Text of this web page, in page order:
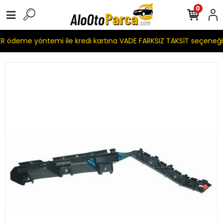
ödeme yöntemi ile kredi kartına VADE FARKSIZ TAKSİT
0